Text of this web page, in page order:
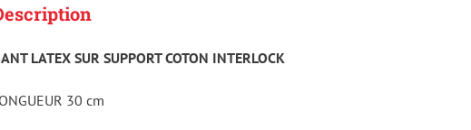
LATEX SUR SUPPORT COTON INTERLOCK
30 cm